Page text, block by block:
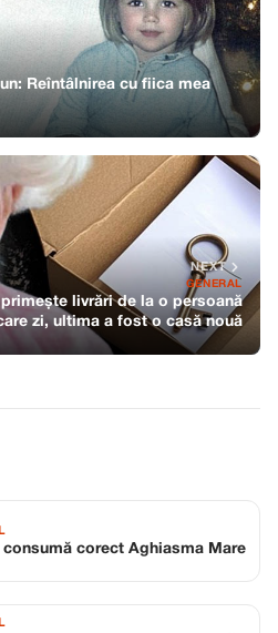
Reîntâlnirea cu fiica mea
NEXT
GENERAL
livrări de la o persoană
zi, ultima a fost o casă nouă
consumă corect Aghiasma Mare